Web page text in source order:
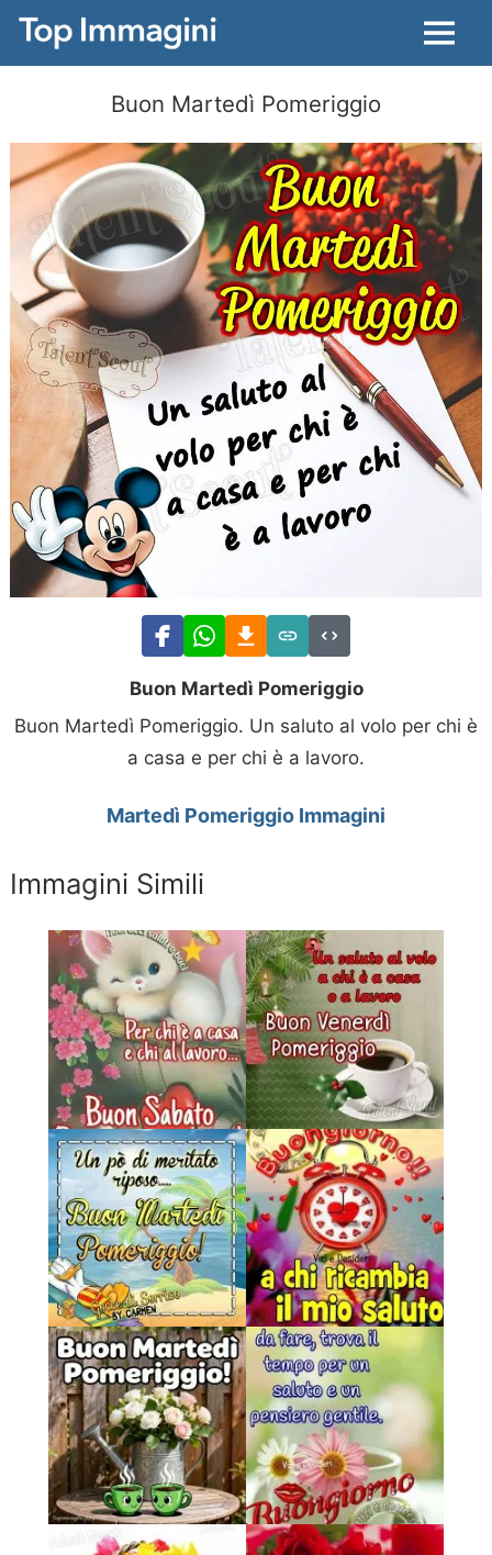
Menu
Buon Martedì Pomeriggio
Buon Martedì Pomeriggio
Buon Martedì Pomeriggio. Un saluto al volo per chi è
a casa e per chi è a lavoro.
Martedì Pomeriggio Immagini
Immagini Simili